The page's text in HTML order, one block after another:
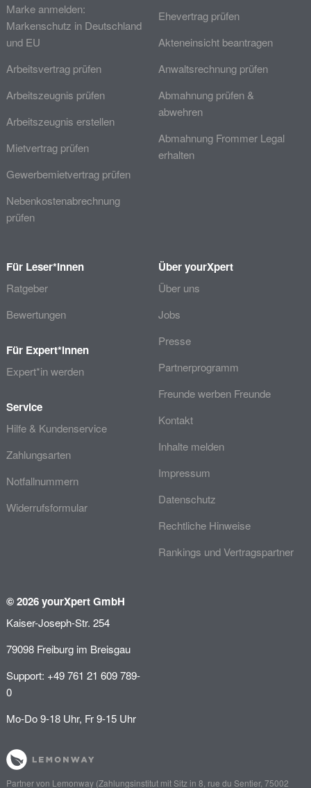
Marke anmelden:
Markenschutz in Deutschland
und EU
Arbeitsvertrag prüfen
Arbeitszeugnis prüfen
Arbeitszeugnis erstellen
Mietvertrag prüfen
Gewerbemietvertrag prüfen
Nebenkostenabrechnung
prüfen
Ehevertrag prüfen
Akteneinsicht beantragen
Anwaltsrechnung prüfen
Abmahnung prüfen &
abwehren
Abmahnung Frommer Legal
erhalten
Für Leser*innen
Ratgeber
Bewertungen
Für Expert*innen
Expert*in werden
Service
Hilfe & Kundenservice
Zahlungsarten
Notfallnummern
Widerrufsformular
Über yourXpert
Über uns
Jobs
Presse
Partnerprogramm
Freunde werben Freunde
Kontakt
Inhalte melden
Impressum
Datenschutz
Rechtliche Hinweise
Rankings und Vertragspartner
© 2026 yourXpert GmbH
Kaiser-Joseph-Str. 254
79098 Freiburg im Breisgau
Support: +49 761 21 609 789-
0
Mo-Do 9-18 Uhr, Fr 9-15 Uhr
Partner von Lemonway(Zahlungsinstitut mit Sitz in 8, rue du Sentier, 75002